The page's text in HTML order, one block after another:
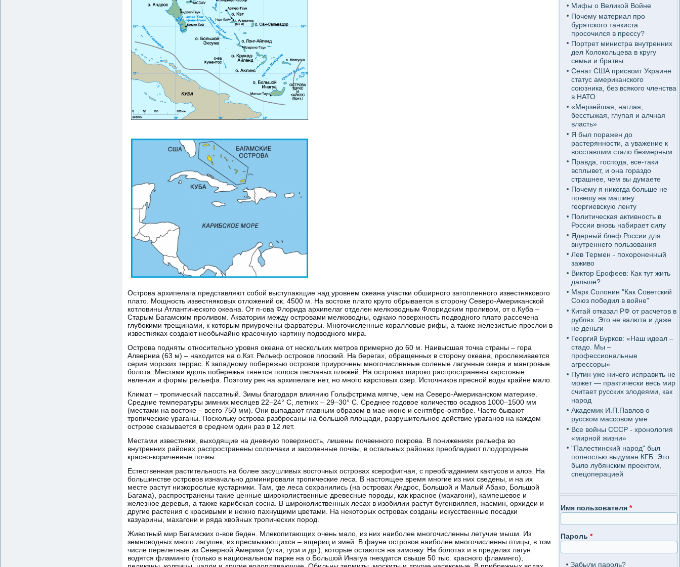
Острова архипелага представляют собой выступающие над уровнем океана участки обширного затопленного известнякового
плато. Мощность известняковых отложений ок. 4500 м. На востоке плато круто обрывается в сторону Северо-Американской
котловины Атлантического океана. От п-ова Флорида архипелаг отделен мелководным Флоридским проливом, от о.Куба –
Старым Багамским проливом. Акватории между островами мелководны, однако поверхность подводного плато рассечена
глубокими трещинами, к которым приурочены фарватеры. Многочисленные коралловые рифы, а также железистые прослои в
известняках создают необычайно красочную картину подводного мира.
Острова подняты относительно уровня океана от нескольких метров примерно до 60 м. Наивысшая точка страны – гора
Алверниа (63 м) – находится на о.Кэт. Рельеф островов плоский. На берегах, обращенных в сторону океана, прослеживается
серия морских террас. К западному побережью островов приурочены многочисленные соленые лагунные озера и мангровые
болота. Местами вдоль побережья тянется полоса песчаных пляжей. На островах широко распространены карстовые
явления и формы рельефа. Поэтому рек на архипелаге нет, но много карстовых озер. Источников пресной воды крайне мало.
Климат – тропический пассатный. Зимы благодаря влиянию Гольфстрима мягче, чем на Северо-Американском материке.
Средние температуры зимних месяцев 22–24° С, летних – 29–30° С. Среднее годовое количество осадков 1000–1500 мм
(местами на востоке – всего 750 мм). Они выпадают главным образом в мае-июне и сентябре-октябре. Часто бывают
тропические ураганы. Поскольку острова разбросаны на большой площади, разрушительное действие ураганов на каждом
острове сказывается в среднем один раз в 12 лет.
Местами известняки, выходящие на дневную поверхность, лишены почвенного покрова. В понижениях рельефа во
внутренних районах распространены солончаки и засоленные почвы, в остальных районах преобладают плодородные
красно-коричневые почвы.
Естественная растительность на более засушливых восточных островах ксерофитная, с преобладанием кактусов и алоэ. На
большинстве островов изначально доминировали тропические леса. В настоящее время многие из них сведены, и на их
месте растут низкорослые кустарники. Там, где леса сохранились (на островах Андрос, Большой и Малый Абако, Большой
Багама), распространены такие ценные широколиственные древесные породы, как красное (махагони), кампешевое и
железное деревья, а также карибская сосна. В широколиственных лесах в изобилии растут бугенвиллея, жасмин, орхидеи и
другие растения с красивыми и нежно пахнущими цветами. На некоторых островах созданы искусственные посадки
казуарины, махагони и ряда хвойных тропических пород.
Животный мир Багамских о-вов беден. Млекопитающих очень мало, из них наиболее многочисленны летучие мыши. Из
земноводных много лягушек, из пресмыкающихся – ящериц и змей. В фауне островов наиболее многочисленны птицы, в том
числе перелетные из Северной Америки (утки, гуси и др.), которые остаются на зимовку. На болотах и в пределах лагун
водятся фламинго (только в национальном парке на о.Большой Инагуа гнездится свыше 50 тыс. красного фламинго),
Мифы о Великой Войне
Почему материал про
бурятского танкиста
просочился в прессу?
Портрет министра внутренних
дел Колокольцева в кругу
семьи и братвы
Сенат США присвоит Украине
статус американского
союзника, без всякого членства
в НАТО
«Мерзейшая, наглая,
бесстыжая, глупая и алчная
власть»
Я был поражен до
растерянности, а уважение к
восставшим стало безмерным
Правда, господа, все-таки
всплывет, и она гораздо
страшнее, чем вы думаете
Почему я никогда больше не
повешу на машину
георгиевскую ленту
Политическая активность в
России вновь набирает силу
Ядерный блеф России для
внутреннего пользования
Лев Термен - похороненный
заживо
Виктор Ерофеев: Как тут жить
дальше?
Марк Солонин "Как Советский
Союз победил в войне"
Китай отказал РФ от расчетов в
рублях. Это не валюта и даже
не деньги
Георгий Бурков: «Наш идеал –
стадо. Мы –
профессиональные
агрессоры»
Путин уже ничего исправить не
может — практически весь мир
считает русских злодеями, как
народ
Академик И.П.Павлов о
русском массовом уме
Все войны СССР - хронология
«мирной жизни»
"Палестинский народ" был
полностью выдуман КГБ. Это
было лубянским проектом,
спецоперацией
Имя пользователя *
Пароль *
Забыли пароль?